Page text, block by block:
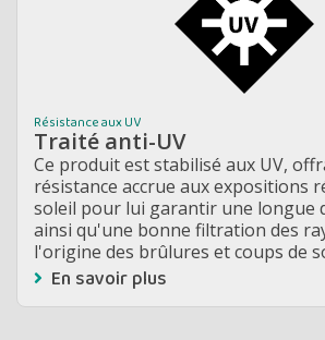
Résistance aux UV
Traité anti-UV
Ce produit est stabilisé aux UV,
résistance accrue aux expositions
soleil pour lui garantir une longue
ainsi qu'une bonne filtration des
l'origine des brûlures et coups de
En savoir plus